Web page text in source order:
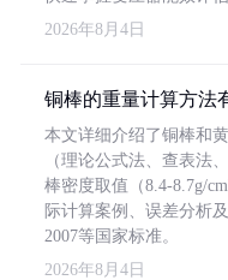
2026年8月4日
铜棒的重量计算方法
本文详细介绍了铜棒和
（理论公式法、查表法
棒密度取值（8.4-8.7g/
际计算案例、误差分析
2007等国家标准。
2026年8月4日